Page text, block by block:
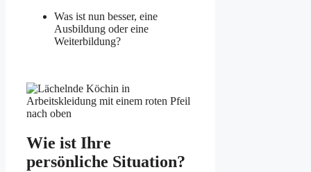
Was ist nun besser, eine
Ausbildung oder eine
Weiterbildung?
Wie ist Ihre
persönliche Situation?